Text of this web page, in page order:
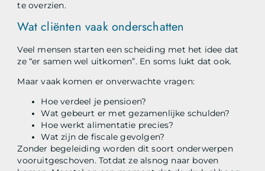
te overzien.
Wat cliënten vaak onderschatten
Veel mensen starten een scheiding met het idee dat
ze “er samen wel uitkomen”. En soms lukt dat ook.
Maar vaak komen er onverwachte vragen:
Hoe verdeel je pensioen?
Wat gebeurt er met gezamenlijke schulden?
Hoe werkt alimentatie precies?
Wat zijn de fiscale gevolgen?
Zonder begeleiding worden dit soort onderwerpen
vooruitgeschoven. Totdat ze alsnog naar boven